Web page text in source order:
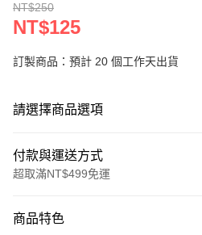
NT$250
NT$125
訂製商品：預計 20 個工作天出貨
請選擇商品選項
付款與運送方式
超取滿NT$499免運
信用卡一次付款
商品特色